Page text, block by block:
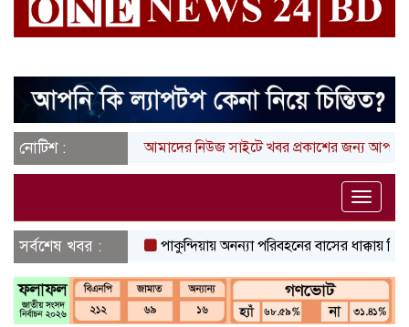
নোটিশ : আমাদের নিউজ সাইটে খবর প্রকাশের জন্য আপনার
Toggle
সর্বশেষ খবর :
পাকুন্দিয়ায় অনন্যা পরিবহনের বাসের ধাক্কায় নিহত ২